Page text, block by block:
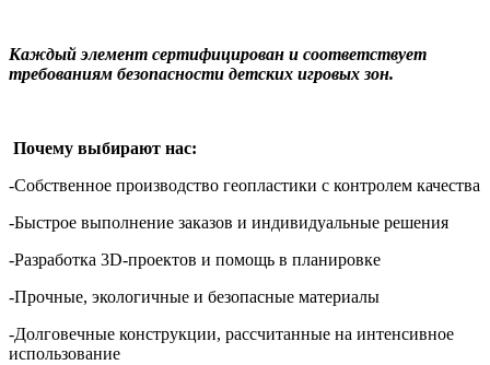
Каждый элемент сертифицирован и соответствует
требованиям безопасности детских игровых зон.
Почему выбирают нас:
-Собственное производство геопластики с контролем качества
-Быстрое выполнение заказов и индивидуальные решения
-Разработка 3D-проектов и помощь в планировке
-Прочные, экологичные и безопасные материалы
-Долговечные конструкции, рассчитанные на интенсивное
использование